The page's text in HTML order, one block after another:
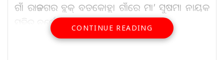
ଗାଁ ରାଜନଗର ବ୍ଲକ୍‌ ବଡକୋହ୍ଲା ଗାଁରେ ମା’ ସୁଷମା ନାୟକ
ସହିତ ବର୍ଷେ ହେଲା ରହୁଥିଲା।
ଝିଅ ନିଖୋଜ ସଂପର୍କରେ ପରିବାର ଲୋକେ ଥାନାରେ
CONTINUE READING